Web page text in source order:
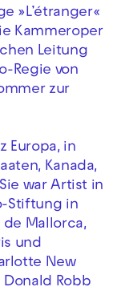
»L’étranger«
Kammeroper
Leitung
Regie von
zur
Europa, in
Kanada,
war Artist in
Stiftung in
de Mallorca,
und
New
Donald Robb